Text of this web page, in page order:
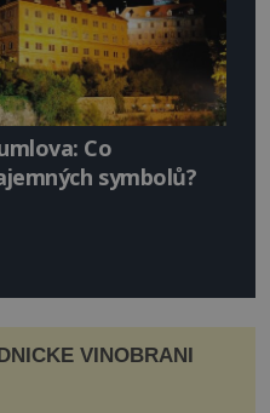
Co
symbolů?
VINOBRANÍ